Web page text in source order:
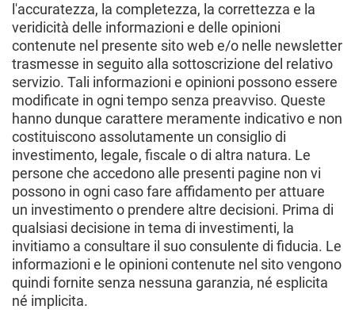
l'accuratezza, la completezza, la correttezza e la
veridicità delle informazioni e delle opinioni
contenute nel presente sito web e/o nelle newsletter
trasmesse in seguito alla sottoscrizione del relativo
servizio. Tali informazioni e opinioni possono essere
modificate in ogni tempo senza preavviso. Queste
hanno dunque carattere meramente indicativo e non
costituiscono assolutamente un consiglio di
investimento, legale, fiscale o di altra natura. Le
persone che accedono alle presenti pagine non vi
possono in ogni caso fare affidamento per attuare
un investimento o prendere altre decisioni. Prima di
qualsiasi decisione in tema di investimenti, la
invitiamo a consultare il suo consulente di fiducia. Le
informazioni e le opinioni contenute nel sito vengono
quindi fornite senza nessuna garanzia, né esplicita
né implicita.